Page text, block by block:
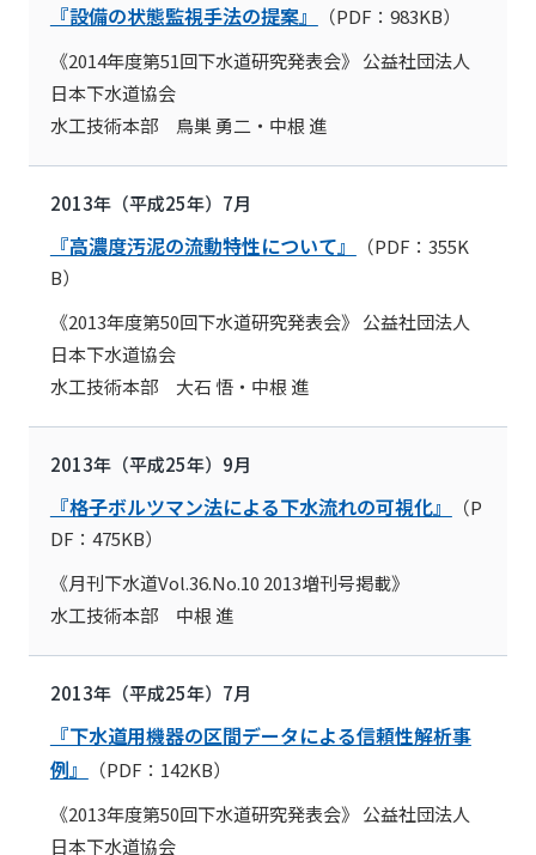
『設備の状態監視手法の提案』
（PDF：983KB）
《2014年度第51回下水道研究発表会》 公益社団法人
日本下水道協会
水工技術本部 鳥巣 勇二・中根 進
2013年（平成25年）7月
『高濃度汚泥の流動特性について』
（PDF：355K
B）
《2013年度第50回下水道研究発表会》 公益社団法人
日本下水道協会
水工技術本部 大石 悟・中根 進
2013年（平成25年）9月
『格子ボルツマン法による下水流れの可視化』
（P
DF：475KB）
《月刊下水道Vol.36.No.10 2013増刊号掲載》
水工技術本部 中根 進
2013年（平成25年）7月
『下水道用機器の区間データによる信頼性解析事
例』
（PDF：142KB）
《2013年度第50回下水道研究発表会》 公益社団法人
日本下水道協会